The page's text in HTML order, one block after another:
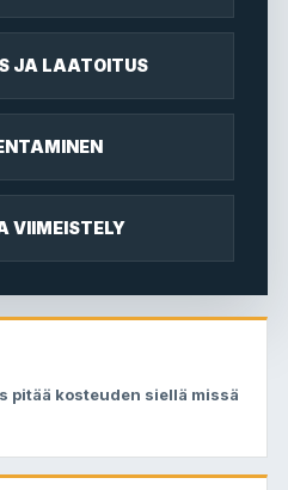
JA LAATOITUS
VIIMEISTELY
pitää kosteuden siellä missä